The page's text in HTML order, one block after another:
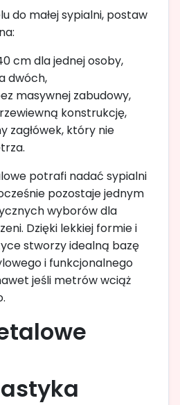
do małej sypialni, postaw
cm dla jednej osoby,
dwóch,
masywnej zabudowy,
konstrukcję,
zagłówek, który nie
potrafi nadać sypialni
pozostaje jednym
wyborów dla
Dzięki lekkiej formie i
stworzy idealną bazę
i funkcjonalnego
jeśli metrów wciąż